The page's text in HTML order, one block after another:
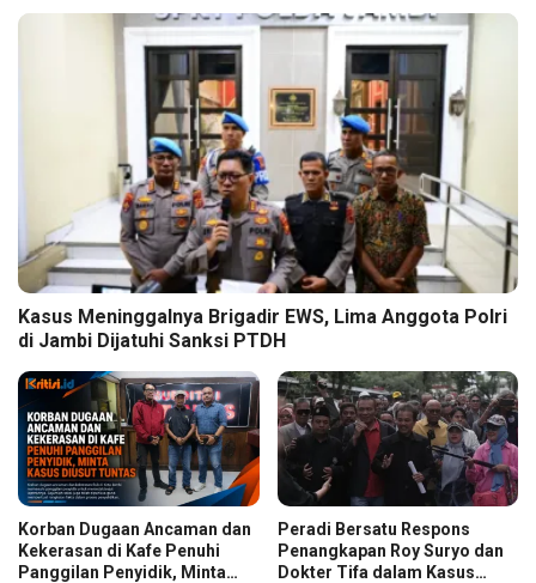
Kasus Meninggalnya Brigadir EWS, Lima Anggota Polri
di Jambi Dijatuhi Sanksi PTDH
Korban Dugaan Ancaman dan
Kekerasan di Kafe Penuhi
Panggilan Penyidik, Minta
Peradi Bersatu Respons
Penangkapan Roy Suryo dan
Dokter Tifa dalam Kasus